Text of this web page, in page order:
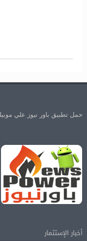
حمل تطبيق باور نيوز علي
أخبار الإستثمار